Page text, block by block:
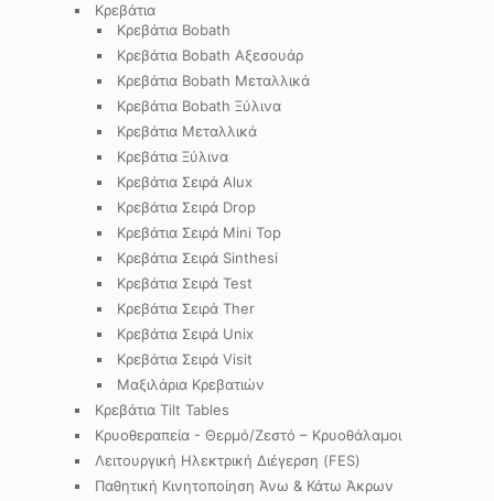
Κρεβάτια
Κρεβάτια Bobath
Κρεβάτια Bobath Αξεσουάρ
Κρεβάτια Bobath Μεταλλικά
Κρεβάτια Bobath Ξύλινα
Κρεβάτια Μεταλλικά
Κρεβάτια Ξύλινα
Κρεβάτια Σειρά Alux
Κρεβάτια Σειρά Drop
Κρεβάτια Σειρά Mini Top
Κρεβάτια Σειρά Sinthesi
Κρεβάτια Σειρά Test
Κρεβάτια Σειρά Ther
Κρεβάτια Σειρά Unix
Κρεβάτια Σειρά Visit
Μαξιλάρια Κρεβατιών
Κρεβάτια Tilt Tables
Κρυοθεραπεία - Θερμό/Ζεστό – Κρυοθάλαμοι
Λειτουργική Ηλεκτρική Διέγερση (FES)
Παθητική Κινητοποίηση Άνω & Κάτω Άκρων